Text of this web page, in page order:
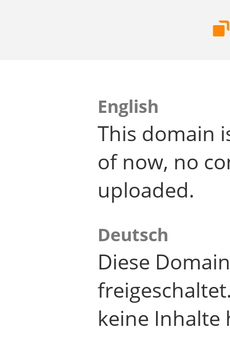
English
This domain
of now, no
uploaded.
Deutsch
Diese
keine Inhalte